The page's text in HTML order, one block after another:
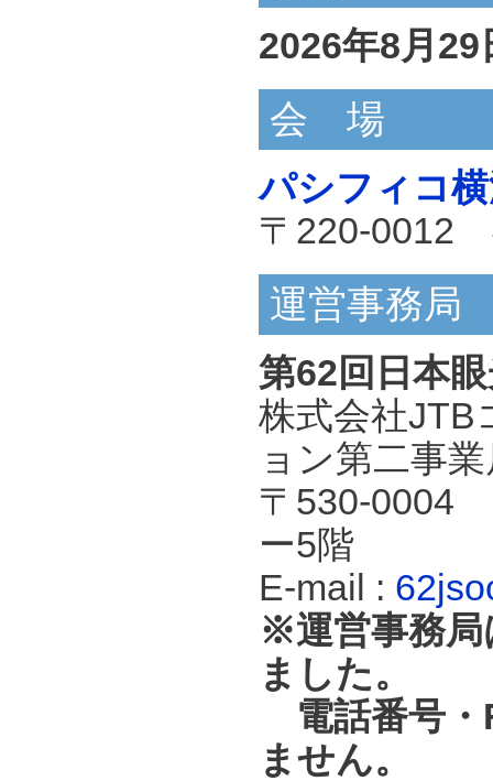
2026年8月
会 場
パシフィコ
〒220-0012
運営事務局
第62回日本
株式会社
ョン第二事
〒530-0004
ー5階
E-mail :
※運営事務局
ました。
電話番号・
ません。